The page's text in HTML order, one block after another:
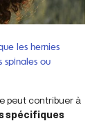
les hernies
spinales ou
peut contribuer à
spécifiques